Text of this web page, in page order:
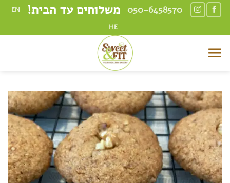
Skip
050-6458570 משלוחים עד הבית!
EN
HE